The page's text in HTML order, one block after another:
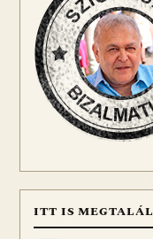
ITT IS MEGTALÁL